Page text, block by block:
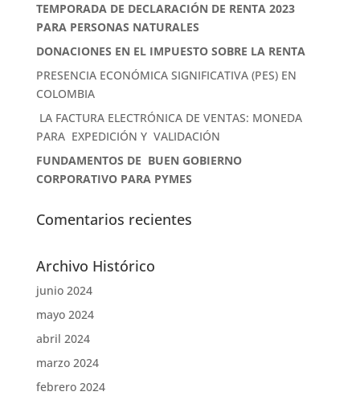
TEMPORADA DE DECLARACIÓN DE RENTA 2023
PARA PERSONAS NATURALES
DONACIONES EN EL IMPUESTO SOBRE LA RENTA
PRESENCIA ECONÓMICA SIGNIFICATIVA (PES) EN
COLOMBIA
LA FACTURA ELECTRÓNICA DE VENTAS: MONEDA
PARA EXPEDICIÓN Y VALIDACIÓN
FUNDAMENTOS DE BUEN GOBIERNO
CORPORATIVO PARA PYMES
Comentarios recientes
Archivo Histórico
junio 2024
mayo 2024
abril 2024
marzo 2024
febrero 2024